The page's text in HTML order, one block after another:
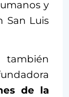
y
San Luis
de la